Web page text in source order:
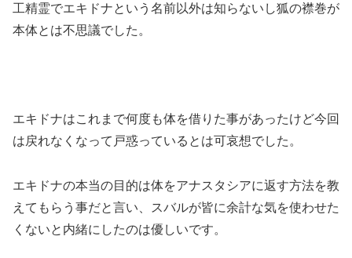
工精霊でエキドナという名前以外は知らないし狐の襟巻が
本体とは不思議でした。
エキドナはこれまで何度も体を借りた事があったけど今回
は戻れなくなって戸惑っているとは可哀想でした。
エキドナの本当の目的は体をアナスタシアに返す方法を教
えてもらう事だと言い、スバルが皆に余計な気を使わせた
くないと内緒にしたのは優しいです。